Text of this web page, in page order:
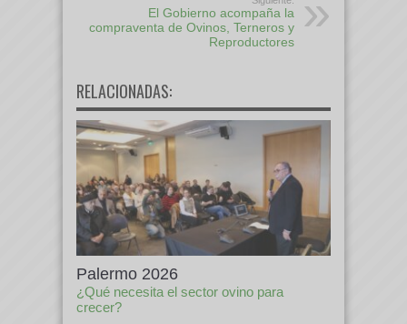
El Gobierno acompaña la
compraventa de Ovinos, Terneros y
Reproductores
RELACIONADAS:
Palermo 2026
¿Qué necesita el sector ovino para
crecer?